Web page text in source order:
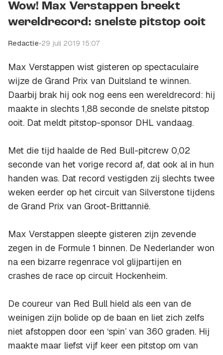
Kopieer link
Wow! Max Verstappen breekt
wereldrecord: snelste pitstop ooit
Redactie•29 juli 2019 15:07
Max Verstappen wist gisteren op spectaculaire
wijze de Grand Prix van Duitsland te winnen.
Daarbij brak hij ook nog eens een wereldrecord: hij
maakte in slechts 1,88 seconde de snelste pitstop
ooit. Dat meldt pitstop-sponsor DHL vandaag.
Met die tijd haalde de Red Bull-pitcrew 0,02
seconde van het vorige record af, dat ook al in hun
handen was. Dat record vestigden zij slechts twee
weken eerder op het circuit van Silverstone tijdens
de Grand Prix van Groot-Brittannië.
Max Verstappen sleepte gisteren zijn zevende
zegen in de Formule 1 binnen. De Nederlander won
na een bizarre regenrace vol glijpartijen en
crashes de race op circuit Hockenheim.
De coureur van Red Bull hield als een van de
weinigen zijn bolide op de baan en liet zich zelfs
niet afstoppen door een ‘spin’ van 360 graden. Hij
maakte maar liefst vijf keer een pitstop om van